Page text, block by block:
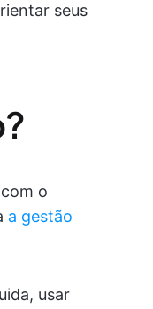
seus
o
a gestão
usar